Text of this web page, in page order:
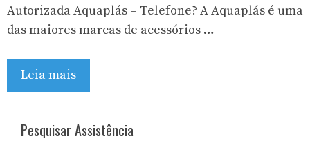
Autorizada Aquaplás – Telefone? A Aquaplás é uma
das maiores marcas de acessórios …
Leia mais
Pesquisar Assistência